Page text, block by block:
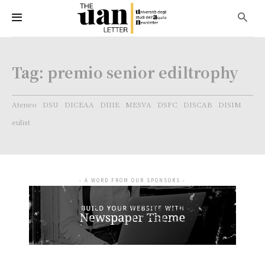
Tag: premio senior ediltrophy
Ateneo DSU DICEAA DIIIE MESVA DSFC DISCAB
DISIM
eulist
- A WORD FROM OUR SPONSORS -